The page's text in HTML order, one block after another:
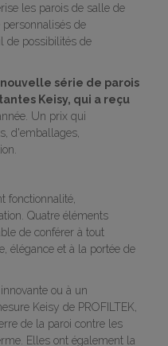
les parois de salle de
de
de possibilités de
série de parois
Keisy, qui a reçu
Un prix qui
d'emballages,
fonctionnalité,
Quatre éléments
de conférer à tout
élégance et à la portée de
ou à un
Keisy de PROFILTEK,
de la paroi contre les
Elles ont également la